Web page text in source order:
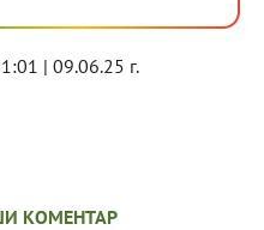
| 09.06.25 г.
КОМЕНТАР